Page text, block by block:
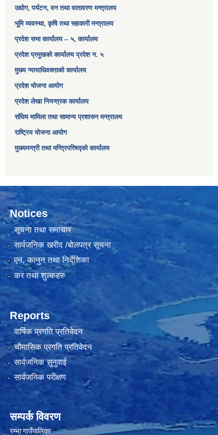
उद्योग, पर्यटन, वन तथा वातावरण मन्त्रालय
भूमि व्यवस्था, कृषि तथा सहकारी मन्त्रालय
प्रदेश सभा कार्यालय – ५, कार्यालय
प्रदेश प्रमुखको कार्यालय प्रदेश न. ५
मुख्य न्यायाधिवक्ताको कार्यालय
प्रदेश योजना आयोग
प्रदेश लेखा नियन्त्रक कार्यालय
संघिय मामिला तथा सामान्य प्रशासन मन्त्रालय
राष्ट्रिय योजना आयोग
मुख्यमन्त्री तथा मन्त्रिपरिषद्को कार्यालय
Notices
सूचना तथा समाचार
सार्वजनिक खरीद /बोलपत्र सूचना
एन, कानुन तथा निर्देशिका
कर तथा शुल्कहरु
Reports
वार्षिक प्रगति प्रतिवेदन
चौमासिक प्रगति प्रतिवेदन
सार्वजनिक सुनुवाई
सार्वजनिक परीक्षण
सम्पर्क विवरण
रम्भा गाउँपालिका